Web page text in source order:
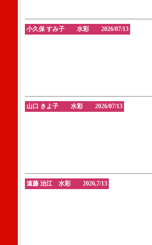
小久保 すみ子 水彩 2026/07/13
山口 きよ子 水彩 2026/07/13
遠藤 治江 水彩 2026,7/13